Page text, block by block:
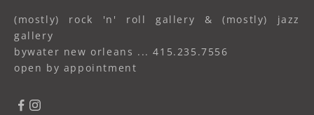
(mostly) rock 'n' roll gallery & (mostly) jazz
gallery
bywater new orleans ... 415.235.7556
open by appointment